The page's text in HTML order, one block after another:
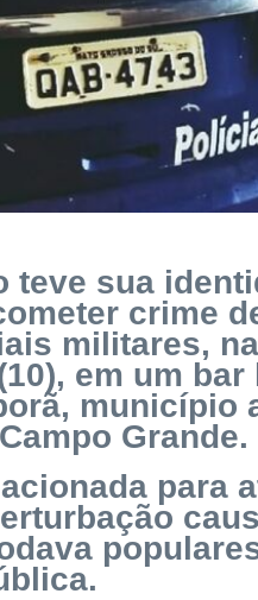
teve sua
crime
militares,
em um
município
Grande.
para